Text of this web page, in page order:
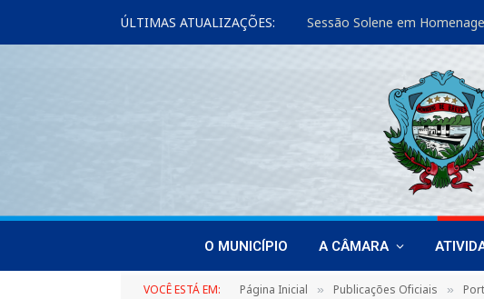
ÚLTIMAS ATUALIZAÇÕES: Sessão Solene em
O MUNICÍPIO A CÂMARA
VOCÊ ESTÁ EM: Página Inicial » Publicações Oficiais »